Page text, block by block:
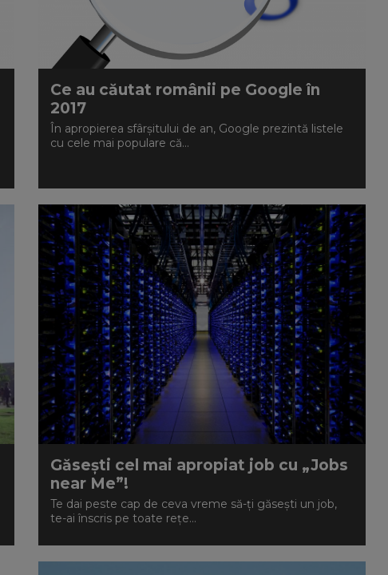
Ce au căutat românii pe Google în
2017
În apropierea sfârșitului de an, Google prezintă listele
cu cele mai populare că...
Găseşti cel mai apropiat job cu „Jobs
near Me”!
Te dai peste cap de ceva vreme să-ţi găseşti un job,
te-ai înscris pe toate reţe...